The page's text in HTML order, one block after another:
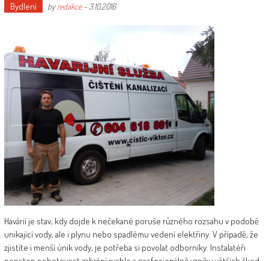
Bydlení byredakce- 3.10.2016
Havárií je stav, kdy dojde k nečekané poruše různého rozsahu v podobě
unikající vody, ale i plynu nebo spadlému vedení elektřiny. V případě, že
zjistíte i menší únik vody, je potřeba si povolat odborníky. Instalatéři